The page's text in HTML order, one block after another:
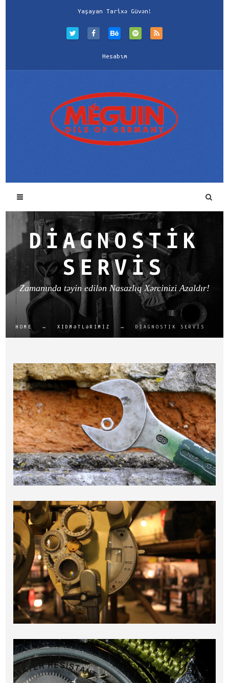
Yaşayan Tarixə Güvən!
Hesabım
DIAGNOSTIK
SERVIS
Zamanında təyin edilən Nasazlıq Xərcinizi Azaldır!
HOME → XIDMƏTLƏRIMIZ → DIAGNOSTIK SERVIS